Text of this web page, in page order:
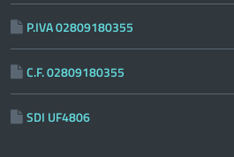
P.IVA 02809180355
C.F. 02809180355
SDI UF4806